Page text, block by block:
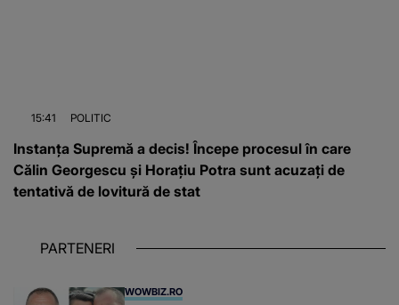
15:41 POLITIC
Instanța Supremă a decis! Începe procesul în care
Călin Georgescu și Horațiu Potra sunt acuzați de
tentativă de lovitură de stat
PARTENERI
WOWBIZ.RO